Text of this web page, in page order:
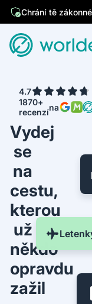
Chrání tě
4.7
1870+
recenzína
Vydej
se
na
cestu,
kterou
už
někdo
opravdu
zažil